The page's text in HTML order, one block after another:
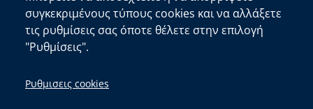
συγκεκριμένους τύπους cookies και να αλλάξετε
τις ρυθμίσεις σας όποτε θέλετε στην επιλογή
"Ρυθμίσεις".
Ρυθμισεις cookies